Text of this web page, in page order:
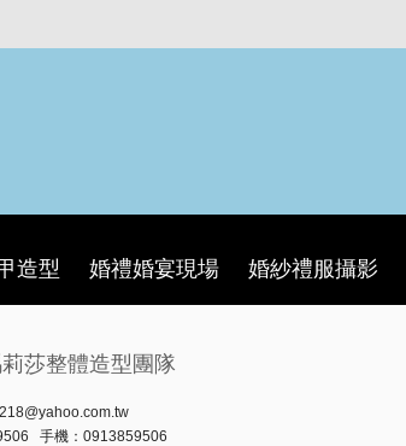
造型 婚禮婚宴現場 婚紗禮服攝影
莎整體造型團隊
手機：0913859506